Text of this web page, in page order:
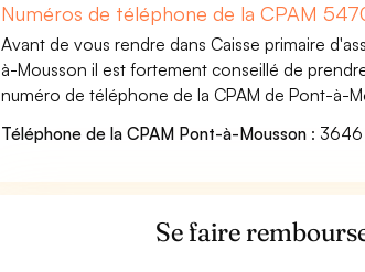
Numéros de téléphone de la CPAM
Avant de vous rendre dans Caisse primaire
à-Mousson il est fortement conseillé de
numéro de téléphone de la CPAM de Pont-à-
Téléphone de la CPAM Pont-à-Mousson : 3646
Se faire